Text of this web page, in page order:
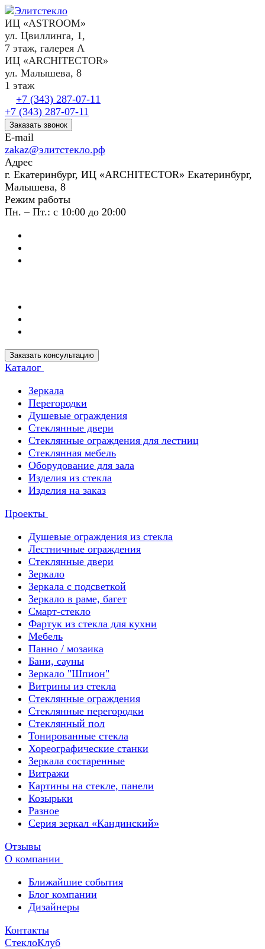
ИЦ «ASTROOM»
ул. Цвиллинга, 1,
7 этаж, галерея А
ИЦ «ARCHITECTOR»
ул. Малышева, 8
1 этаж
+7 (343) 287-07-11
+7 (343) 287-07-11
Заказать звонок
E-mail
zakaz@элитстекло.рф
Адрес
г. Екатеринбург, ИЦ «ARCHITECTOR» Екатеринбург,
Малышева, 8
Режим работы
Пн. – Пт.: с 10:00 до 20:00
Заказать консультацию
Каталог
Зеркала
Перегородки
Душевые ограждения
Стеклянные двери
Стеклянные ограждения для лестниц
Стеклянная мебель
Оборудование для зала
Изделия из стекла
Изделия на заказ
Проекты
Душевые ограждения из стекла
Лестничные ограждения
Стеклянные двери
Зеркало
Зеркала с подсветкой
Зеркало в раме, багет
Смарт-стекло
Фартук из стекла для кухни
Мебель
Панно / мозаика
Бани, сауны
Зеркало "Шпион"
Витрины из стекла
Стеклянные ограждения
Стеклянные перегородки
Стеклянный пол
Тонированные стекла
Хореографические станки
Зеркала состаренные
Витражи
Картины на стекле, панели
Козырьки
Разное
Серия зеркал «Кандинский»
Отзывы
О компании
Ближайшие события
Блог компании
Дизайнеры
Контакты
СтеклоКлуб